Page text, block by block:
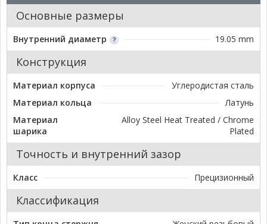
Основные размеры
Внутренний диаметр 19.05 mm
Конструкция
Материал корпуса
Углеродистая сталь
Материал кольца
Латунь
Материал
шарика
Alloy Steel Heat Treated / Chrome
Plated
Точность и внутренний зазор
Класс Прецизионный
Классификация